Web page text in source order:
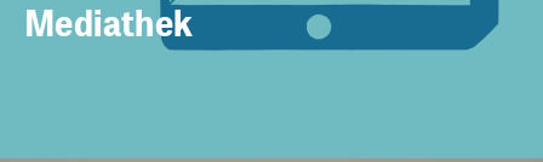
Mediathek